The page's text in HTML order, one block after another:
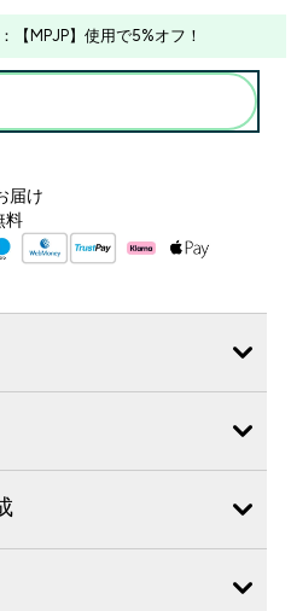
【MPJP】使用で5%オフ！
届け
料